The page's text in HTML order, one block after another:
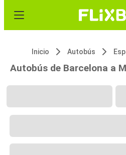
Inicio Autobús
Autobús de Barcelona a